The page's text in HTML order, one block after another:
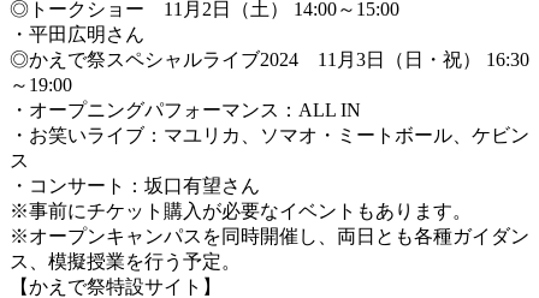
◎トークショー 11月2日（土） 14:00～15:00
・平田広明さん
◎かえで祭スペシャルライブ2024 11月3日（日・祝） 16:30
～19:00
・オープニングパフォーマンス：ALL IN
・お笑いライブ：マユリカ、ソマオ・ミートボール、ケビン
ス
・コンサート：坂口有望さん
※事前にチケット購入が必要なイベントもあります。
※オープンキャンパスを同時開催し、両日とも各種ガイダン
ス、模擬授業を行う予定。
【かえで祭特設サイト】